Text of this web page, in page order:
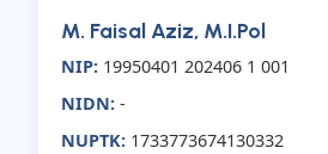
M. Faisal Aziz, M.I.Pol
NIP: 19950401 202406 1 001
NIDN: -
NUPTK: 1733773674130332